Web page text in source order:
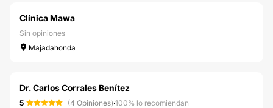
Clínica Mawa
Sin opiniones
Majadahonda
Dr. Carlos Corrales Benítez
5 (4 Opiniones)·100% lo recomiendan